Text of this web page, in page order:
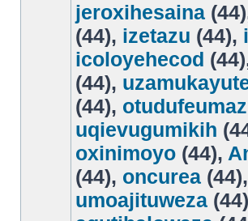
jeroxihesaina
(44), izetazu (44),
icoloyehecod
(44),
(44), otudufeumaz
uqievugumikih
oxinimoyo (44),
(44), oncurea (44),
umoajituweza